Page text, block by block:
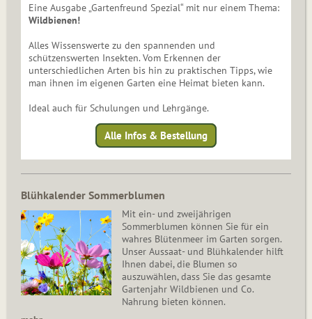
Eine Ausgabe „Gartenfreund Spezial“ mit nur einem Thema:
Wildbienen!
Alles Wissenswerte zu den spannenden und
schützenswerten Insekten. Vom Erkennen der
unterschiedlichen Arten bis hin zu praktischen Tipps, wie
man ihnen im eigenen Garten eine Heimat bieten kann.
Ideal auch für Schulungen und Lehrgänge.
Alle Infos & Bestellung
Blühkalender Sommerblumen
Mit ein- und zweijährigen
Sommerblumen können Sie für ein
wahres Blütenmeer im Garten sorgen.
Unser Aussaat- und Blühkalender hilft
Ihnen dabei, die Blumen so
auszuwählen, dass Sie das gesamte
Gartenjahr Wildbienen und Co.
Nahrung bieten können.